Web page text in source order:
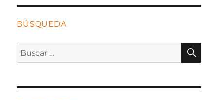
BÚSQUEDA